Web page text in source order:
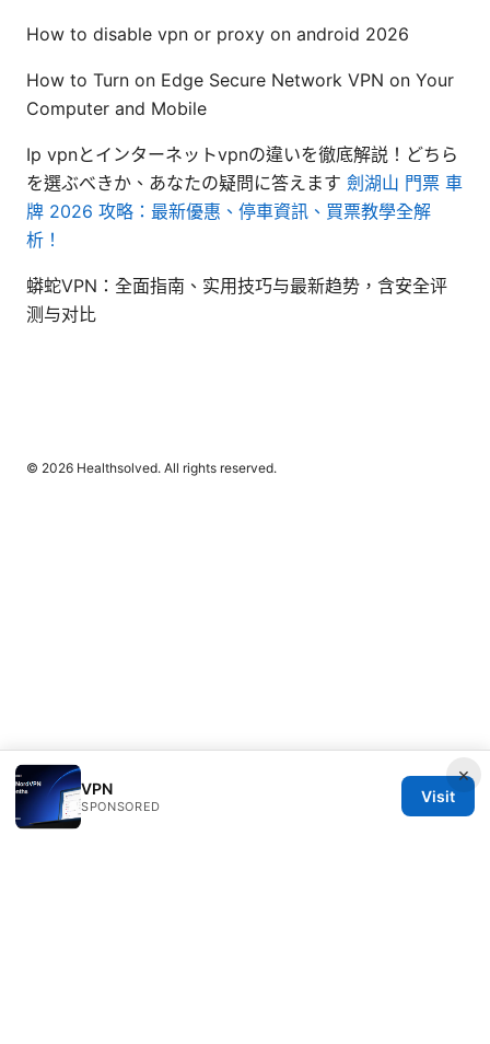
How to disable vpn or proxy on android 2026
How to Turn on Edge Secure Network VPN on Your
Computer and Mobile
Ip vpnとインターネットvpnの違いを徹底解説！どちら
を選ぶべきか、あなたの疑問に答えます 劍湖山 門票 車
牌 2026 攻略：最新優惠、停車資訊、買票教學全解
析！
蟒蛇VPN：全面指南、实用技巧与最新趋势，含安全评
测与对比
×
VPN
SPONSORED
Visit
© 2026 Healthsolved. All rights reserved.